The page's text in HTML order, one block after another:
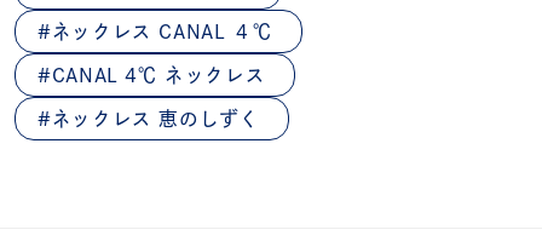
ネックレス CANAL ４℃
CANAL 4℃ ネックレス
ネックレス 恵のしずく